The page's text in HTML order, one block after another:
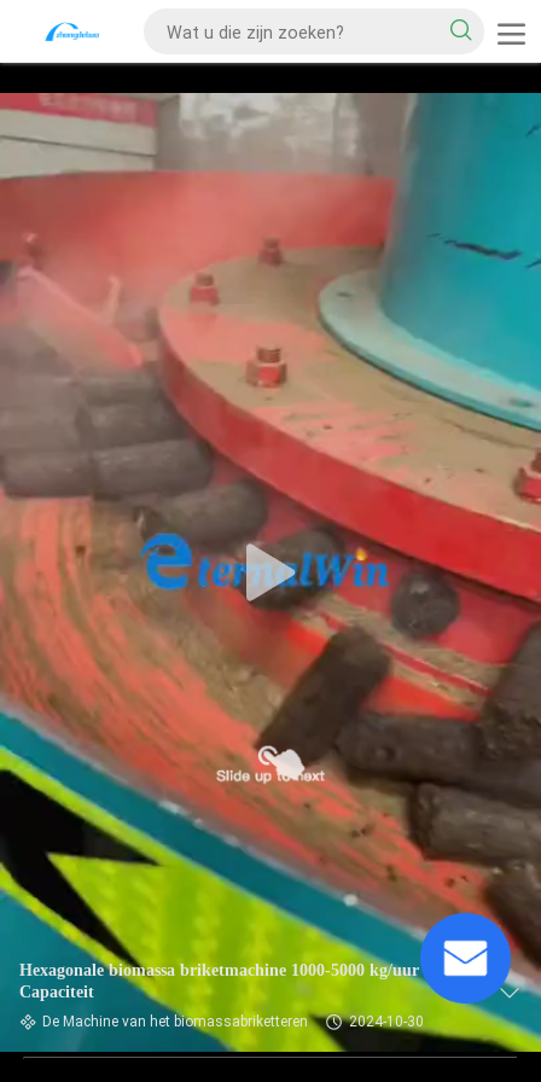
Hexagonale biomassa briketmachine 1000-5000 kg/uur
Capaciteit
De Machine van het biomassabriketteren 2024-10-30